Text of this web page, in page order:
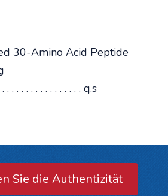
30-Amino Acid Peptide
. . . . . . . . . . . . . . q.s
Sie die Authentizität